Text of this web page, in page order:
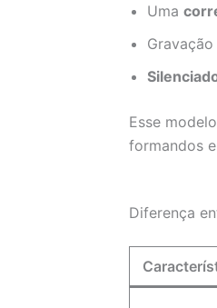
Uma
Gravação
Esse
formandos
Diferença